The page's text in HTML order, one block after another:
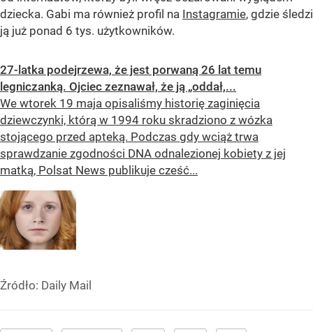
dziecka. Gabi ma również profil na Instagramie, gdzie śledzi
ją już ponad 6 tys. użytkowników.
27-latka podejrzewa, że jest porwaną 26 lat temu
legniczanką. Ojciec zeznawał, że ją „oddał,...
We wtorek 19 maja opisaliśmy historię zaginięcia
dziewczynki, którą w 1994 roku skradziono z wózka
stojącego przed apteką. Podczas gdy wciąż trwa
sprawdzanie zgodności DNA odnalezionej kobiety z jej
matką, Polsat News publikuje cześć...
Źródło: Daily Mail